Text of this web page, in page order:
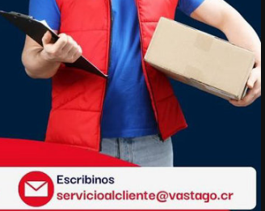
tirarás tu rodillo de pelusa.
Removedor de pelo reutilizable para
hacia atrás en la superficie de los
tapa y encontrarás que el cubo de
muebles están limpios como antes.
pelo de las mascotas en la basura. Con
mascotas, ya no desperdicia dinero en
la depilación de mascotas.
Un rodillo para limpiar la mayoría de
perros se puede utilizar en la mayoría
lana del hogar. Limpia completamente